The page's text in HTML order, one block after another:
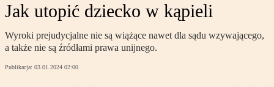
Jak utopić dziecko w kąpieli
Wyroki prejudycjalne nie są wiążące nawet dla sądu wzywającego,
a także nie są źródłami prawa unijnego.
Publikacja: 03.01.2024 02:00